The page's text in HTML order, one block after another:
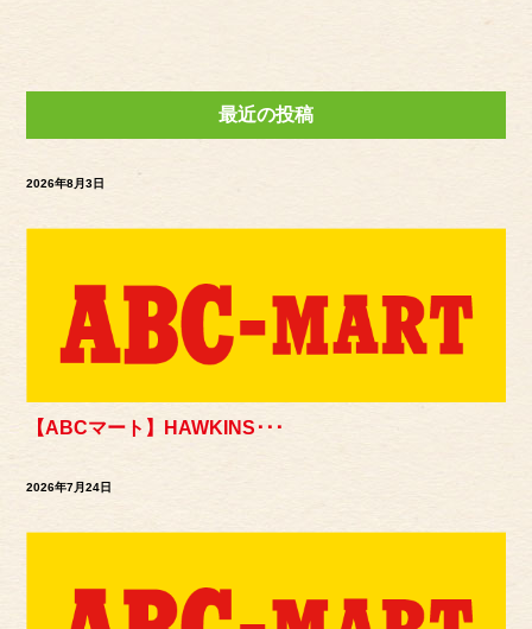
最近の投稿
2026年8月3日
【ABCマート】HAWKINS･･･
2026年7月24日